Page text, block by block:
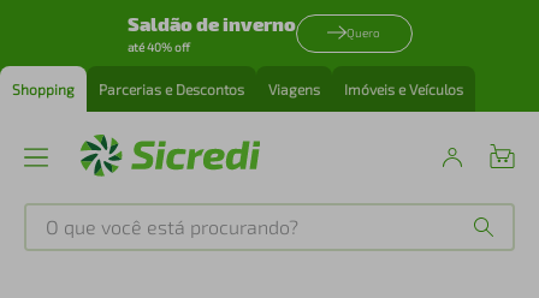
Saldão de inverno
até 40% off
Quero
Shopping Parcerias e Descontos Viagens Imóveis e Veículos
O que você está procurando?